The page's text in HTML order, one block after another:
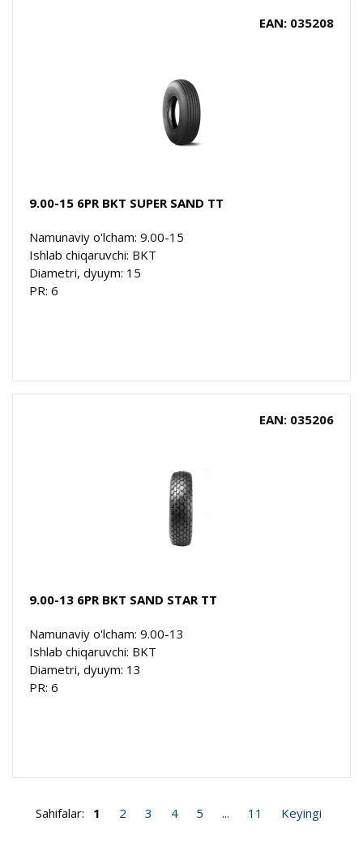
EAN: 035208
9.00-15 6PR BKT SUPER SAND TT
Namunaviy o'lcham: 9.00-15
Ishlab chiqaruvchi: BKT
Diametri, dyuym: 15
PR: 6
EAN: 035206
9.00-13 6PR BKT SAND STAR TT
Namunaviy o'lcham: 9.00-13
Ishlab chiqaruvchi: BKT
Diametri, dyuym: 13
PR: 6
Sahifalar: 1 2 3 4 5 ... 11 Keyingi